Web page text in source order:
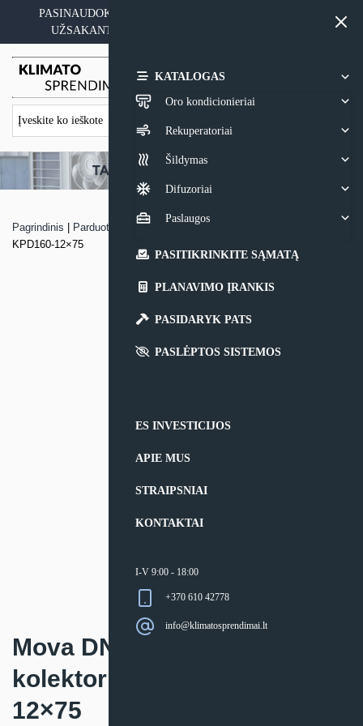
content
PASINAUDOKITE YPATINGAIS KAINOS PASIŪLYMAIS
UŽSAKANT ĮRANGĄ SU MONTAVIMO PASLAUGA
KATALOGAS
Oro kondicionieriai
Rekuperatoriai
Šildymas
Difuzoriai
Paslaugos
PASITIKRINKITE SĄMATĄ
PLANAVIMO ĮRANKIS
PASIDARYK PATS
PASLĖPTOS SISTEMOS
ES INVESTICIJOS
APIE MUS
STRAIPSNIAI
KONTAKTAI
I-V 9:00 - 18:00
+370 610 42778
info@klimatosprendimai.lt
Pagrindinis Parduotuvė
Mova DN75 su fiksatoriumi kolektoriaus dėžei
KPD160-12×75
Mova DN75 su fiksatoriumi
kolektoriaus dėžei KPD160-
12×75